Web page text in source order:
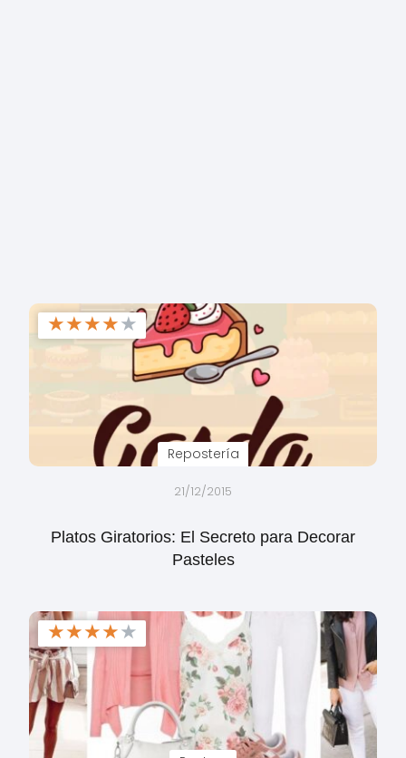
★★★★★
Repostería
21/12/2015
Platos Giratorios: El Secreto para Decorar
Pasteles
★★★★★